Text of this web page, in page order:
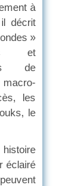
à
décrit
»
et
de
macro-
les
le
éclairé